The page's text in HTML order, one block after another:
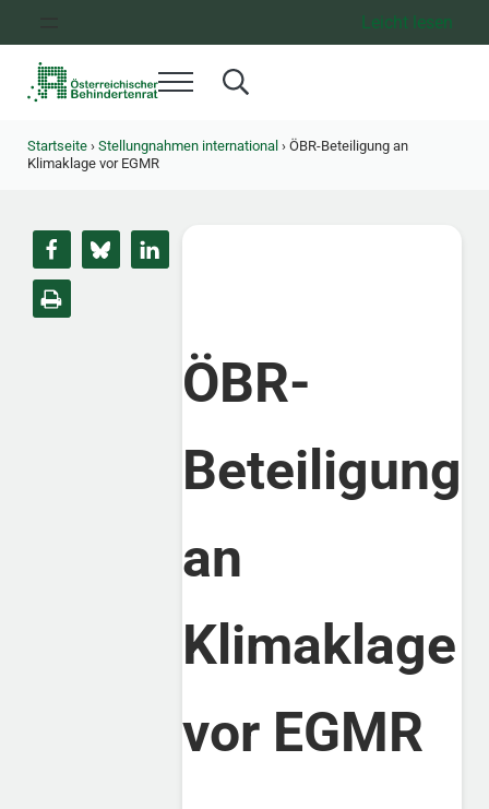
Leicht lesen
Menü Search...
Startseite › Stellungnahmen international ›ÖBR-Beteiligung an
Klimaklage vor EGMR
ÖBR-
Beteiligung
an
Klimaklage
vor EGMR